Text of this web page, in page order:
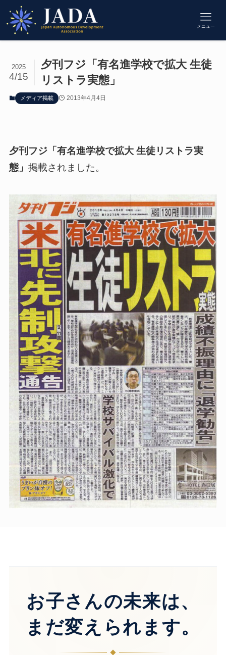
メニュー
夕刊フジ「有名進学校で拡大 生徒
リストラ実態」
2025
4/15
メディア掲載 2013年4月4日
夕刊フジ「有名進学校で拡大 生徒リストラ実
態」 掲載されました。
お子さんの未来は、
まだ変えられます。